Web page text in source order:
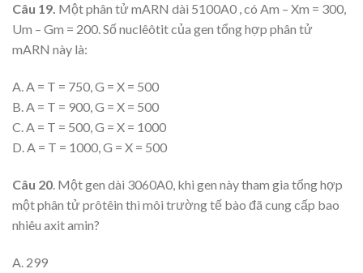
Câu 19. Một phân tử mARN dài 5100A0 , có Am – Xm = 300,
Um – Gm = 200. Số nuclêôtit của gen tổng hợp phân tử
mARN này là:
A. A = T = 750, G = X = 500
B. A = T = 900, G = X = 500
C. A = T = 500, G = X = 1000
D. A = T = 1000, G = X = 500
Câu 20 . Một gen dài 3060A0, khi gen này tham gia tổng hợp
một phân tử prôtêin thì môi trường tế bào đã cung cấp bao
nhiêu axit amin?
A. 299